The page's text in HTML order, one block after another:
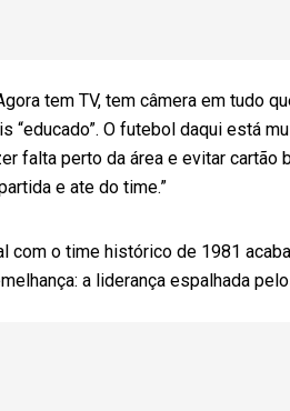
tem TV, tem câmera em tudo
“educado”. O futebol daqui está
falta perto da área e evitar cartão
e ate do time.”
com o time histórico de 1981
a liderança espalhada